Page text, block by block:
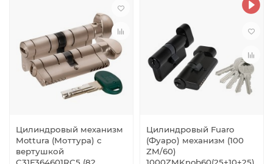
Цилиндровый механизм
Mottura (Моттура) с
вертушкой
C31F364601RC5 (82
Цилиндровый Fuaro
(Фуаро) механизм (100
ZM/60)
1000ZMKnob60(25+10+25)